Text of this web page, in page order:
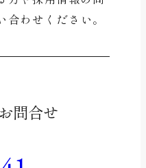
合わせください。
問合せ